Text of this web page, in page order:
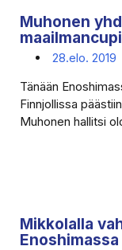
Muhonen
28.elo. 2019
Tänään
Finnjollissa
Muhonen hallitsi
Mikkolalla
Enoshimassa